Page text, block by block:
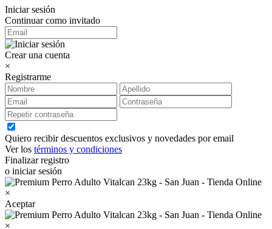
Iniciar sesión
Continuar como invitado
Crear una cuenta
×
Registrarme
Quiero recibir descuentos exclusivos y novedades por email
Ver los términos y condiciones
Finalizar registro
o iniciar sesión
×
Aceptar
×